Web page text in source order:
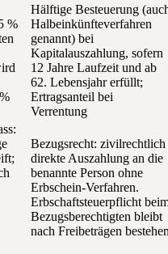
%
Hälftige Besteuerung
Halbeinkünfteverfahren
genannt) bei
Kapitalauszahlung, sofern
12 Jahre Laufzeit und ab
62. Lebensjahr erfüllt;
Ertragsanteil bei
Verrentung
Bezugsrecht: zivilrechtlich
direkte Auszahlung an die
benannte Person ohne
Erbschein-Verfahren.
Erbschaftsteuerpflicht
Bezugsberechtigten bleibt
nach Freibeträgen